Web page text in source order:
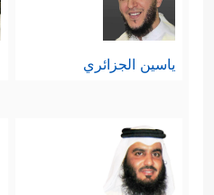
ياسين الجزائري